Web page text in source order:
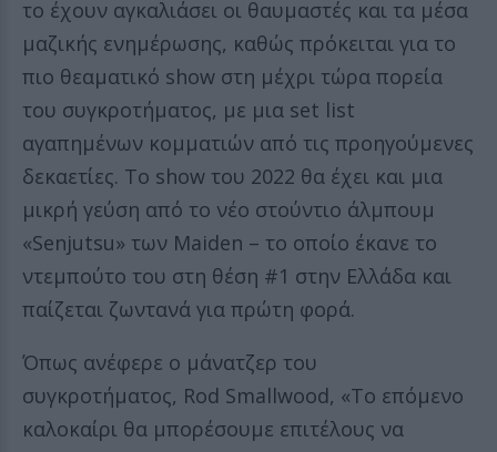
το έχουν αγκαλιάσει οι θαυμαστές και τα μέσα
μαζικής ενημέρωσης, καθώς πρόκειται για το
πιο θεαματικό show στη μέχρι τώρα πορεία
του συγκροτήματος, με μια set list
αγαπημένων κομματιών από τις προηγούμενες
δεκαετίες. Το show του 2022 θα έχει και μια
μικρή γεύση από το νέο στούντιο άλμπουμ
«Senjutsu» των Maiden – το οποίο έκανε το
ντεμπούτο του στη θέση #1 στην Ελλάδα και
παίζεται ζωντανά για πρώτη φορά.
Όπως ανέφερε ο μάνατζερ του
συγκροτήματος, Rod Smallwood, «Το επόμενο
καλοκαίρι θα μπορέσουμε επιτέλους να